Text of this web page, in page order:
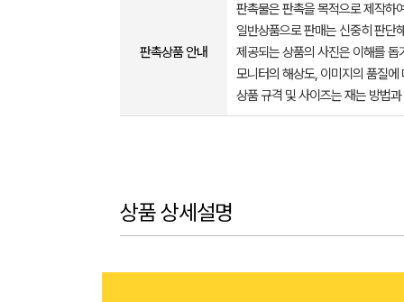
판촉상품 안내
판촉물은 판촉을 목적으로 제작하
일반상품으로 판매는 신중히 판단
제공되는 상품의 사진은 이해를
모니터의 해상도, 이미지의 품질
상품 규격 및 사이즈는 재는 방법
상품 상세설명